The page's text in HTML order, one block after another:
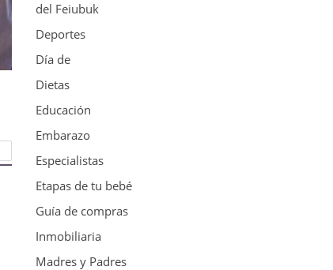
del Feiubuk
Deportes
Día de
Dietas
Educación
Embarazo
Especialistas
Etapas de tu bebé
Guía de compras
Inmobiliaria
Madres y Padres